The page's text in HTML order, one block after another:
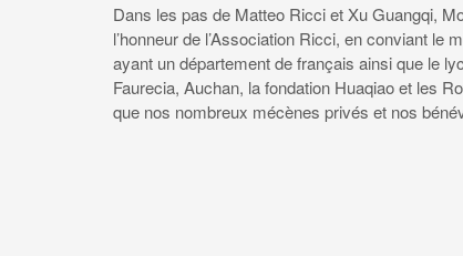
Dans les pas de Matteo Ricci et Xu Guangqi,
l’honneur de l’Association Ricci, en conviant
ayant un département de français ainsi que le
Faurecia, Auchan, la fondation Huaqiao et les
que nos nombreux mécènes privés et nos